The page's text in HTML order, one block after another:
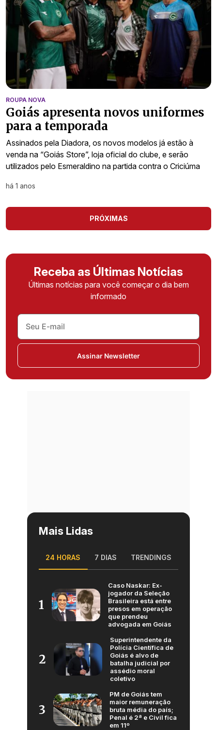
ROUPA NOVA
Goiás apresenta novos uniformes
para a temporada
Assinados pela Diadora, os novos modelos já estão à
venda na “Goiás Store”, loja oficial do clube, e serão
utilizados pelo Esmeraldino na partida contra o Criciúma
há 1 anos
PRÓXIMAS
Receba as Últimas Notícias
Últimas notícias para você começar o dia bem
informado
Assinar Newsletter
Mais Lidas
24 HORAS 7 DIAS TRENDINGS
1
Caso Naskar: Ex-
jogador da Seleção
Brasileira está entre
presos em operação
que prendeu
advogada em Goiás
2
Superintendente da
Polícia Científica de
Goiás é alvo de
batalha judicial por
assédio moral
coletivo
3
PM de Goiás tem
maior remuneração
bruta média do país;
Penal é 2ª e Civil fica
em 11º